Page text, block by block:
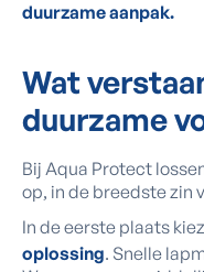
duurzame aanpak.
Wat
duurzame
Bij Aqua Protect
op, in de breedste zin
In de eerste plaats
oplossing. Snelle